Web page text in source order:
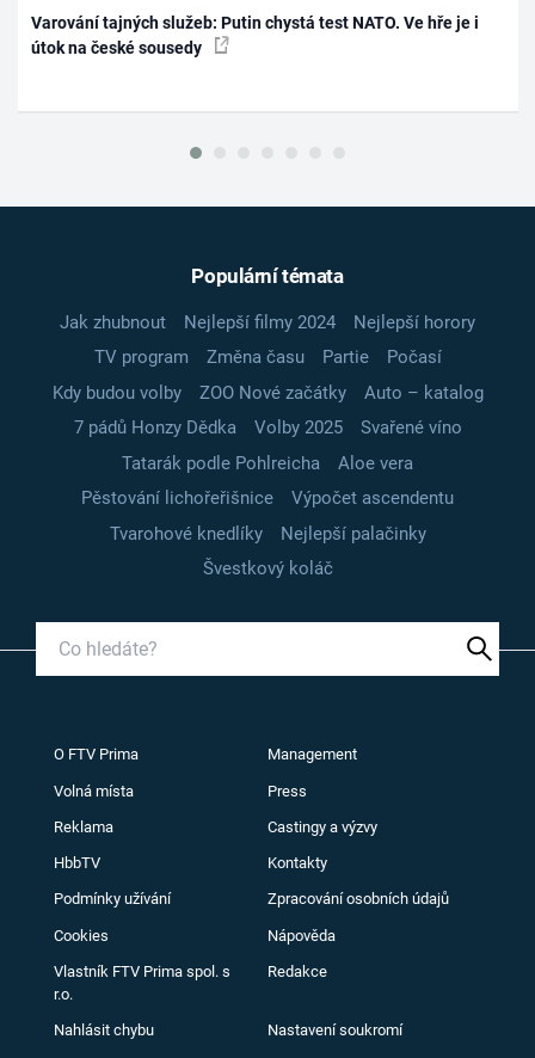
Varování tajných služeb: Putin chystá test NATO. Ve hře je i
útok na české sousedy
Populární témata
Jak zhubnout Nejlepší filmy 2024
Nejlepší horory
TV program
Změna času Partie
Počasí
Kdy budou volby
ZOO Nové začátky
Auto – katalog
7 pádů Honzy Dědka
Volby 2025
Svařené víno
Tatarák podle Pohlreicha
Aloe vera
Pěstování lichořeřišnice
Výpočet ascendentu
Tvarohové knedlíky
Nejlepší palačinky
Švestkový koláč
O FTV Prima Management
Volná místa Press
Reklama Castingy a výzvy
HbbTV Kontakty
Podmínky užívání Zpracování osobních údajů
Cookies Nápověda
Vlastník FTV Prima spol. s
r.o.
Redakce
Nahlásit chybu Nastavení soukromí